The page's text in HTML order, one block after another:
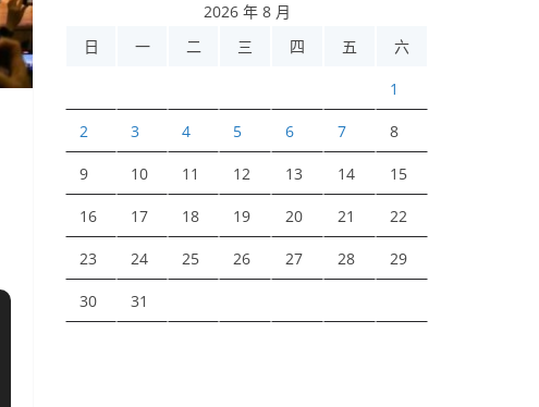
2026 年 8 月
日
一 二 三 四 五 六
1
2 3 4 5 6 7 8
9 10 11 12 13 14 15
16 17 18 19 20 21 22
23 24 25 26 27 28 29
30 31